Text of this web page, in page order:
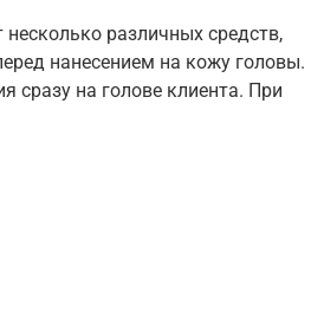
различных средств,
нанесением на кожу головы.
сразу на голове клиента. При